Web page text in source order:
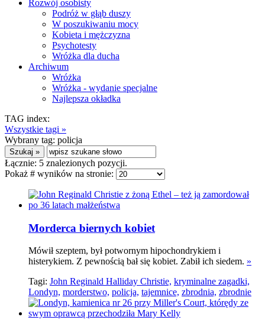
Rozwój osobisty
Podróż w głąb duszy
W poszukiwaniu mocy
Kobieta i mężczyzna
Psychotesty
Wróżka dla ducha
Archiwum
Wróżka
Wróżka - wydanie specjalne
Najlepsza okładka
TAG index:
Wszystkie tagi »
Wybrany tag: policja
Łącznie: 5 znalezionych pozycji.
Pokaż # wyników na stronie:
Morderca biernych kobiet
Mówił szeptem, był potwornym hipochondrykiem i
histerykiem. Z pewnością bał się kobiet. Zabił ich siedem. »
Tagi: John Reginald Halliday Christie, kryminalne zagadki,
Londyn, morderstwo, policja, tajemnice, zbrodnia, zbrodnie